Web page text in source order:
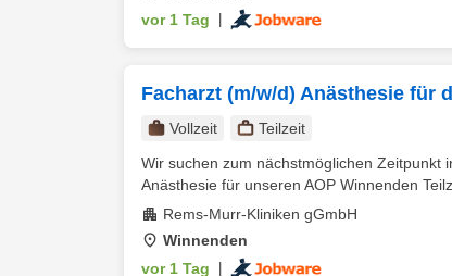
vor 1 Tag
Facharzt (m/w/d) Anästhesie für
Vollzeit
Teilzeit
Wir suchen zum nächstmöglichen Zeitpunkt
Anästhesie für unseren AOP Winnenden
Rems-Murr-Kliniken gGmbH
Winnenden
vor 1 Tag